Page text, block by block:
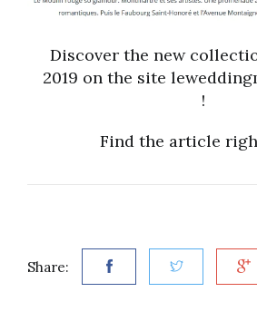
Discover the new
2019 on the site
!
Find the article
Share: